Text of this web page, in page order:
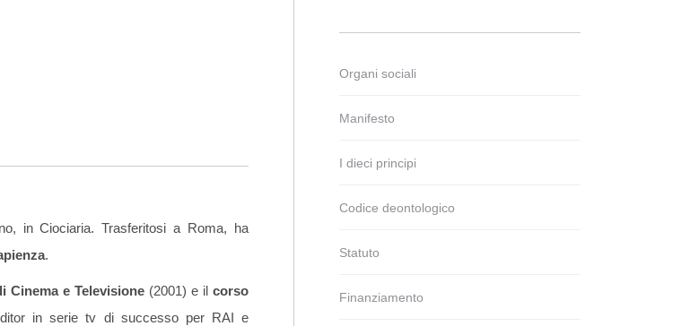
in Ciociaria. Trasferitosi a Roma, ha
.
Cinema e Televisione (2001) e il corso
in serie tv di successo per RAI e
Organi sociali
Manifesto
I dieci principi
Codice deontologico
Statuto
Finanziamento